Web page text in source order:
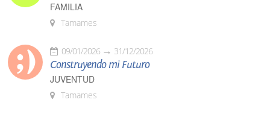
FAMILIA
Tamames
09/01/2026 31/12/2026
Construyendo mi Futuro
JUVENTUD
Tamames